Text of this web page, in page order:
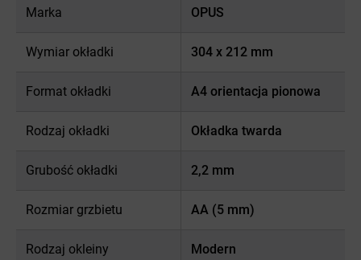
Marka OPUS
Wymiar okładki 304 x 212 mm
Format okładki A4 orientacja pionowa
Rodzaj okładki Okładka twarda
Grubość okładki 2,2 mm
Rozmiar grzbietu AA (5 mm)
Rodzaj okleiny Modern